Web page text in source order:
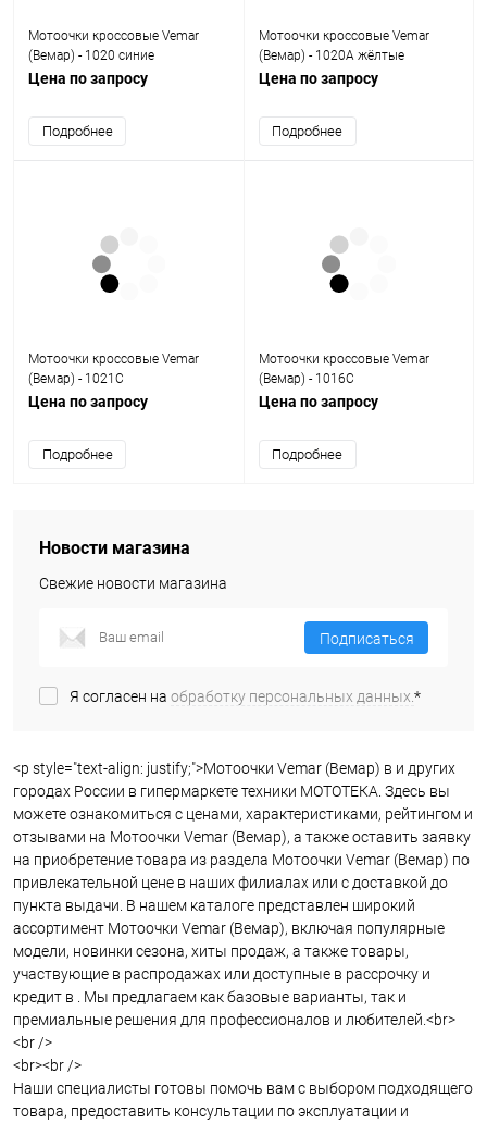
Мотоочки кроссовые Vemar
(Вемар) - 1020 синие
Цена по запросу
Подробнее
Мотоочки кроссовые Vemar
(Вемар) - 1020А жёлтые
Цена по запросу
Подробнее
Мотоочки кроссовые Vemar
(Вемар) - 1021C
Цена по запросу
Подробнее
Мотоочки кроссовые Vemar
(Вемар) - 1016C
Цена по запросу
Подробнее
Новости магазина
Свежие новости магазина
Подписаться
Я согласен на обработку персональных данных.*
<p style="text-align: justify;">Мотоочки Vemar (Вемар) в и других
городах России в гипермаркете техники МОТОТЕКА. Здесь вы
можете ознакомиться с ценами, характеристиками, рейтингом и
отзывами на Мотоочки Vemar (Вемар), а также оставить заявку
на приобретение товара из раздела Мотоочки Vemar (Вемар) по
привлекательной цене в наших филиалах или с доставкой до
пункта выдачи. В нашем каталоге представлен широкий
ассортимент Мотоочки Vemar (Вемар), включая популярные
модели, новинки сезона, хиты продаж, а также товары,
участвующие в распродажах или доступные в рассрочку и
кредит в . Мы предлагаем как базовые варианты, так и
премиальные решения для профессионалов и любителей.<br>
<br />
<br><br />
Наши специалисты готовы помочь вам с выбором подходящего
товара, предоставить консультации по эксплуатации и